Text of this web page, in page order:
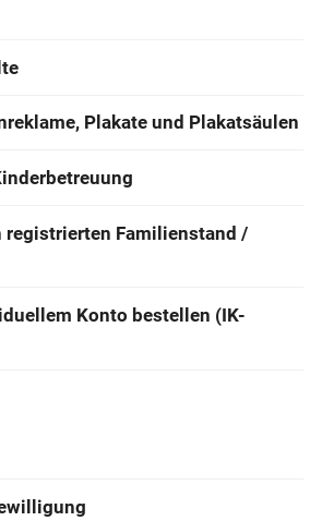
Plakate und Plakatsäulen
registrierten Familienstand /
Konto bestellen (IK-